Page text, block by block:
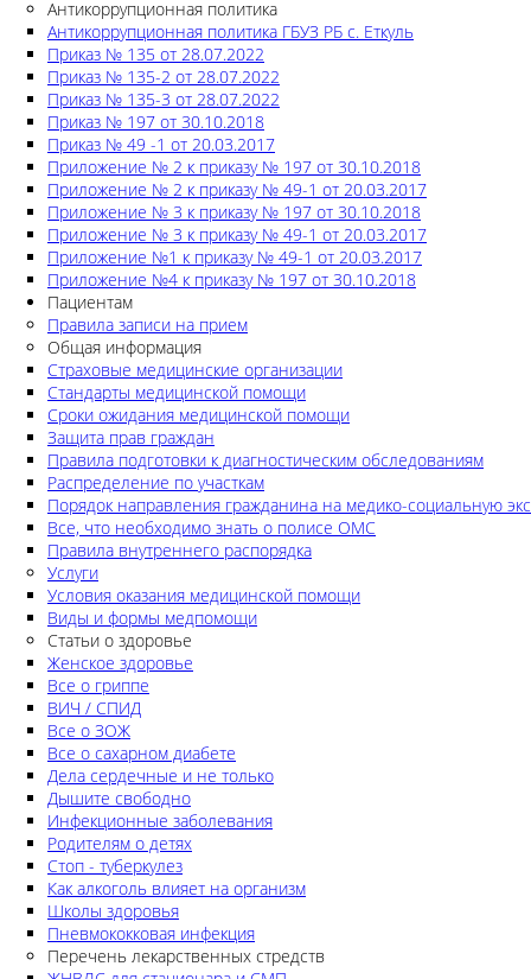
Антикоррупционная политика
Антикоррупционная политика ГБУЗ РБ с. Еткуль
Приказ № 135 от 28.07.2022
Приказ № 135-2 от 28.07.2022
Приказ № 135-3 от 28.07.2022
Приказ № 197 от 30.10.2018
Приказ № 49 -1 от 20.03.2017
Приложение № 2 к приказу № 197 от 30.10.2018
Приложение № 2 к приказу № 49-1 от 20.03.2017
Приложение № 3 к приказу № 197 от 30.10.2018
Приложение № 3 к приказу № 49-1 от 20.03.2017
Приложение №1 к приказу № 49-1 от 20.03.2017
Приложение №4 к приказу № 197 от 30.10.2018
Пациентам
Правила записи на прием
Общая информация
Страховые медицинские организации
Стандарты медицинской помощи
Сроки ожидания медицинской помощи
Защита прав граждан
Правила подготовки к диагностическим обследованиям
Распределение по участкам
Порядок направления гражданина на медико-социальную
Все, что необходимо знать о полисе ОМС
Правила внутреннего распорядка
Услуги
Условия оказания медицинской помощи
Виды и формы медпомощи
Статьи о здоровье
Женское здоровье
Все о гриппе
ВИЧ / СПИД
Все о ЗОЖ
Все о сахарном диабете
Дела сердечные и не только
Дышите свободно
Инфекционные заболевания
Родителям о детях
Стоп - туберкулез
Как алкоголь влияет на организм
Школы здоровья
Пневмококковая инфекция
Перечень лекарственных стредств